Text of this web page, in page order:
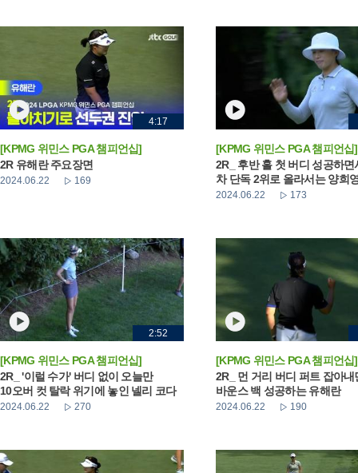
4:17
[KPMG 위민스 PGA 챔피언십]
2R 유해란 주요장면
2024.06.22 169
[KPMG 위민스 PGA 챔피언십]
2R_ 후반 홀 첫 버디 성공하면
차 단독 2위로 올라서는 양희
2024.06.22 173
2:52
[KPMG 위민스 PGA 챔피언십]
2R_ '이럴 수가' 버디 없이 오늘만
10오버 컷 탈락 위기에 놓인 넬리 코다
2024.06.22 270
[KPMG 위민스 PGA 챔피언십]
2R_ 먼 거리 버디 퍼트 잡아내
바운스 백 성공하는 유해란
2024.06.22 190